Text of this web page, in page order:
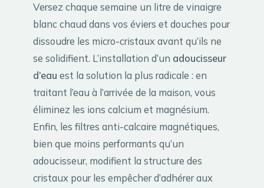
Versez chaque semaine un litre de vinaigre
blanc chaud dans vos éviers et douches pour
dissoudre les micro-cristaux avant qu’ils ne
se solidifient. L’installation d’un adoucisseur
d’eau est la solution la plus radicale : en
traitant l’eau à l’arrivée de la maison, vous
éliminez les ions calcium et magnésium.
Enfin, les filtres anti-calcaire magnétiques,
bien que moins performants qu’un
adoucisseur, modifient la structure des
cristaux pour les empêcher d’adhérer aux